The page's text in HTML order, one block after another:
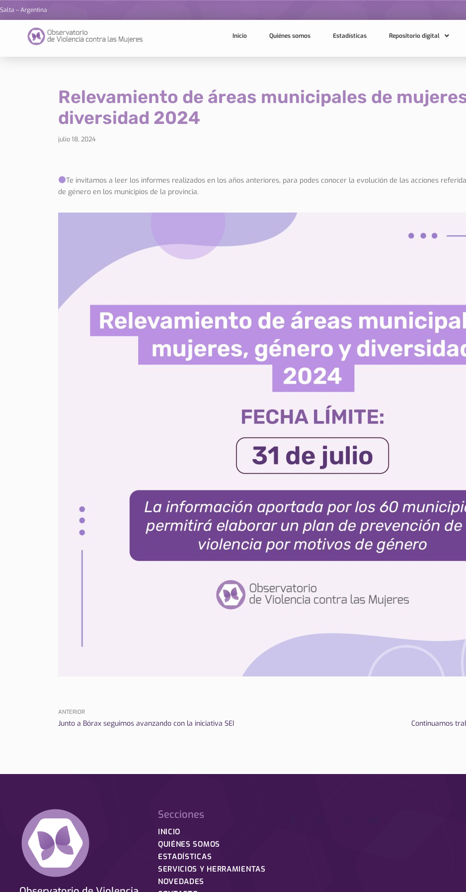
Salta – Argentina
Inicio Quiénes somos Estadísticas Repositorio digital
Relevamiento de áreas municipales de
diversidad 2024
julio 18, 2024
Te invitamos a leer los informes realizados en los años anteriores, para podes conocer la evolución de las acciones
de género en los municipios de la provincia.
ANTERIOR
Junto a Bórax seguimos avanzando con la iniciativa SEI Continuamos
Secciones
INICIO
QUIÉNES SOMOS
ESTADÍSTICAS
SERVICIOS Y HERRAMIENTAS
NOVEDADES